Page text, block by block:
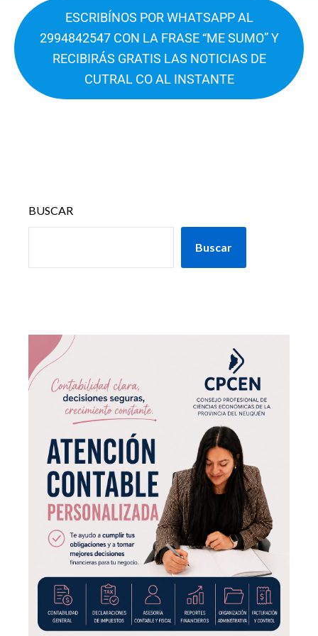
ESCRIBÍNOS POR WHATSAPP AL
2994842547 CON LA FRASE “ME SUMO” Y
RECIBIRÁS GRATIS LAS NOTICIAS DE
CUTRAL CO AL INSTANTE
BUSCAR
Buscar